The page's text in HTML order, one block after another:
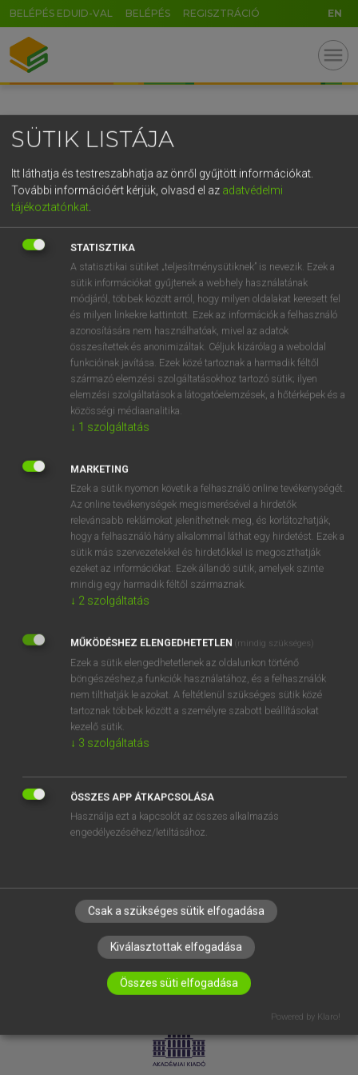
BELÉPÉS EDUID-VAL BELÉPÉS REGISZTRÁCIÓ EN
menu
OOOOPS!
SZOTAR.NET APPLIKÁCIÓ
MICROSOFT OFFICE BŐVÍTMÉNY
BEÉPÜLŐ SZÓTÁRMODUL
ONLINE NYELVVIZSGA
EGYÉNI FELHASZNÁLÓKNAK
TANULÓKNAK
OKTATÁSI INTÉZMÉNYEKNEK
VÁLLALATI MEGOLDÁSOK
RÓLUNK
ELÉRHETŐSÉG
SÜTI BEÁLLÍTÁSOK
LICENCSZERZŐDÉS ADATVÉDELEM
SÜTIK LISTÁJA
Itt láthatja és testreszabhatja az önről gyűjtött információkat.
További információért kérjük, olvasd el az adatvédelmi
tájékoztatónkat
STATISZTIKA
A statisztikai sütiket „teljesítménysütiknek” is nevezik. Ezek a
sütik információkat gyűjtenek a webhely használatának
módjáról, többek között arról, hogy milyen oldalakat keresett fel
és milyen linkekre kattintott. Ezek az információk a felhasználó
azonosítására nem használhatóak, mivel az adatok
összesítettek és anonimizáltak. Céljuk kizárólag a weboldal
funkcióinak javítása. Ezek közé tartoznak a harmadik féltől
származó elemzési szolgáltatásokhoz tartozó sütik; ilyen
elemzési szolgáltatások a látogatóelemzések, a hőtérképek és a
közösségi médiaanalitika.
↓ 1 szolgáltatás
MARKETING
Ezek a sütik nyomon követik a felhasználó online tevékenységét.
Az online tevékenységek megismerésével a hirdetők
relevánsabb reklámokat jeleníthetnek meg, és korlátozhatják,
hogy a felhasználó hány alkalommal láthat egy hirdetést. Ezek a
sütik más szervezetekkel és hirdetőkkel is megoszthatják
ezeket az információkat. Ezek állandó sütik, amelyek szinte
mindig egy harmadik féltől származnak.
↓ 2 szolgáltatás
MŰKÖDÉSHEZ ELENGEDHETETLEN (mindig szükséges)
Ezek a sütik elengedhetetlenek az oldalunkon történő
böngészéshez,a funkciók használatához, és a felhasználók
nem tilthatják le azokat. A feltétlenül szükséges sütik közé
tartoznak többek között a személyre szabott beállításokat
kezelő sütik.
↓ 3 szolgáltatás
ÖSSZES APP ÁTKAPCSOLÁSA
Használja ezt a kapcsolót az összes alkalmazás
engedélyezéséhez/letiltásához.
Csak a szükséges sütik elfogadása
Kiválasztottak elfogadása
Összes süti elfogadása
Powered by Klaro!
GR
5
g h k l
v b n m , . - AltGr